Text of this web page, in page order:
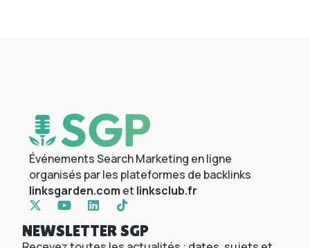
Événements Search Marketing en ligne
organisés par les plateformes de backlinks
linksgarden.com et linksclub.fr
NEWSLETTER SGP